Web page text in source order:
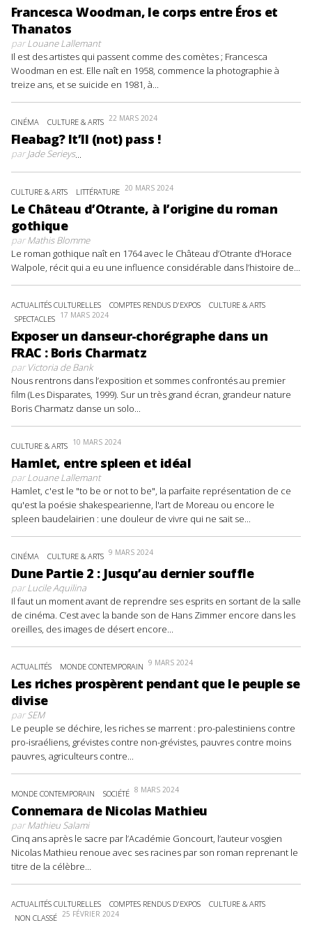
Francesca Woodman, le corps entre Éros et
Thanatos
parLouane Lallemant
Il est des artistes qui passent comme des comètes ; Francesca
Woodman en est. Elle naît en 1958, commence la photographie à
treize ans, et se suicide en 1981, à...
CINÉMA CULTURE & ARTS 22 MARS 2024
Fleabag? It’ll (not) pass !
parJade Serieys...
CULTURE & ARTS LITTÉRATURE 20 MARS 2024
Le Château d’Otrante, à l’origine du roman
gothique
parMathis Blomme
Le roman gothique naît en 1764 avec le Château d’Otrante d’Horace
Walpole, récit qui a eu une influence considérable dans l’histoire de...
ACTUALITÉS CULTURELLES COMPTES RENDUS D'EXPOS
CULTURE & ARTS
SPECTACLES 17 MARS 2024
Exposer un danseur-chorégraphe dans un
FRAC : Boris Charmatz
parVictoria de Bank
Nous rentrons dans l’exposition et sommes confrontés au premier
film (Les Disparates, 1999). Sur un très grand écran, grandeur nature
Boris Charmatz danse un solo...
CULTURE & ARTS 10 MARS 2024
Hamlet, entre spleen et idéal
parLouane Lallemant
Hamlet, c'est le "to be or not to be", la parfaite représentation de ce
qu'est la poésie shakespearienne, l'art de Moreau ou encore le
spleen baudelairien : une douleur de vivre qui ne sait se...
CINÉMA CULTURE & ARTS 9 MARS 2024
Dune Partie 2 : Jusqu’au dernier souffle
parLucile Aquilina
Il faut un moment avant de reprendre ses esprits en sortant de la salle
de cinéma. C’est avec la bande son de Hans Zimmer encore dans les
oreilles, des images de désert encore...
ACTUALITÉS MONDE CONTEMPORAIN 9 MARS 2024
Les riches prospèrent pendant que le peuple se
divise
parSEM
Le peuple se déchire, les riches se marrent : pro-palestiniens contre
pro-israéliens, grévistes contre non-grévistes, pauvres contre moins
pauvres, agriculteurs contre...
MONDE CONTEMPORAIN SOCIÉTÉ 8 MARS 2024
Connemara de Nicolas Mathieu
parMathieu Salami
Cinq ans après le sacre par l’Académie Goncourt, l’auteur vosgien
Nicolas Mathieu renoue avec ses racines par son roman reprenant le
titre de la célèbre...
ACTUALITÉS CULTURELLES COMPTES RENDUS D'EXPOS
CULTURE & ARTS
NON CLASSÉ 25 FÉVRIER 2024